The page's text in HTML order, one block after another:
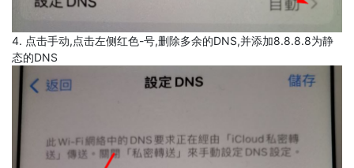
4. 点击手动,点击左侧红色-号,删除多余的DNS,并添加8.8.8.8为静
态的DNS